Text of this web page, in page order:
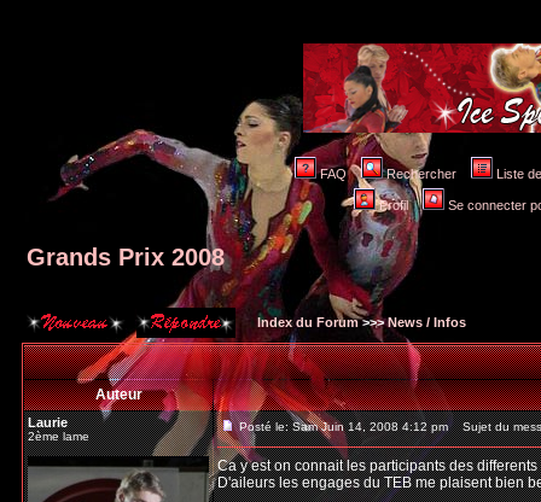
FAQ Rechercher Liste
Profil Se connecter
Grands Prix 2008
Index du Forum>>>News / Infos
Auteur
Laurie
2ème lame
Posté le: Sam Juin 14, 2008 4:12 pm Sujet du
Ca y est on connait les participants des
D'aileurs les engages du TEB me plaisent bien